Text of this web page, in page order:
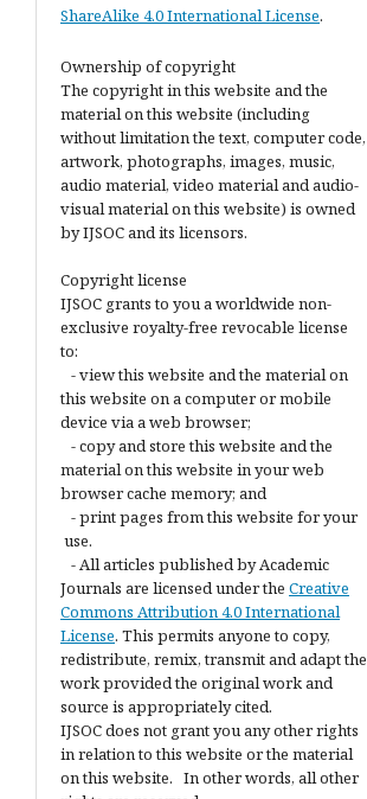
ShareAlike 4.0 International License.
Ownership of copyright
The copyright in this website and the
material on this website (including
without limitation the text, computer code,
artwork, photographs, images, music,
audio material, video material and audio-
visual material on this website) is owned
by IJSOC and its licensors.
Copyright license
IJSOC grants to you a worldwide non-
exclusive royalty-free revocable license
to:
- view this website and the material on
this website on a computer or mobile
device via a web browser;
- copy and store this website and the
material on this website in your web
browser cache memory; and
- print pages from this website for your
use.
- All articles published by Academic
Journals are licensed under the Creative
Commons Attribution 4.0 International
License. This permits anyone to copy,
redistribute, remix, transmit and adapt the
work provided the original work and
source is appropriately cited.
IJSOC does not grant you any other rights
in relation to this website or the material
on this website. In other words, all other